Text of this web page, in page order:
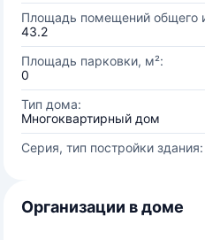
Площадь помещений общего
43.2
Площадь парковки, м²:
0
Тип дома:
Многоквартирный дом
Серия, тип постройки здания:
Организации в доме